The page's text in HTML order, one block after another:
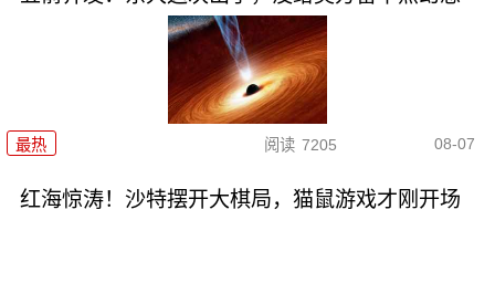
最热 阅读 7205 08-07
红海惊涛！沙特摆开大棋局，猫鼠游戏才刚开场